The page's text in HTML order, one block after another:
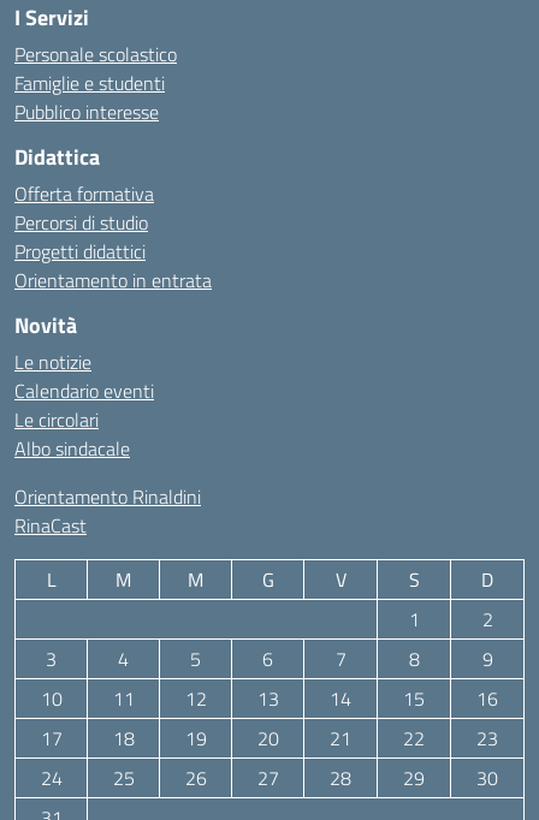
I Servizi
Personale scolastico
Famiglie e studenti
Pubblico interesse
Didattica
Offerta formativa
Percorsi di studio
Progetti didattici
Orientamento in entrata
Novità
Le notizie
Calendario eventi
Le circolari
Albo sindacale
Orientamento Rinaldini
RinaCast
L M M G V S
D
1
2
3
4 5 6 7 8
9
10
11 12 13 14 15
16
17
18 19 20 21 22
23
24
25 26 27 28 29
30